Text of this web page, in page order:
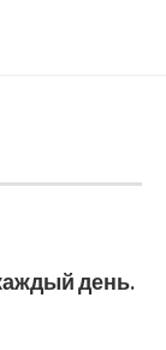
день.